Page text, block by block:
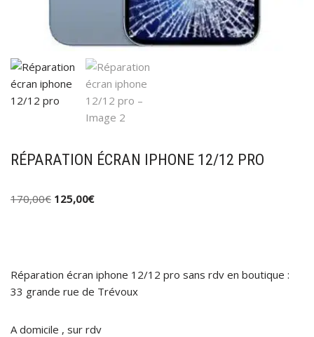
RÉPARATION ÉCRAN IPHONE 12/12 PRO
170,00€ 125,00€
Réparation écran iphone 12/12 pro sans rdv en boutique :
33 grande rue de Trévoux
A domicile , sur rdv